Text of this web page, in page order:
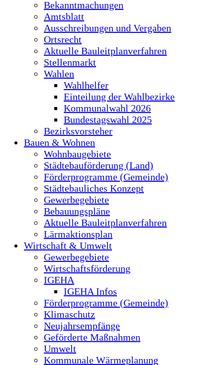
Bekanntmachungen
Amtsblatt
Ausschreibungen und Vergaben
Ortsrecht
Aktuelle Bauleitplanverfahren
Stellenmarkt
Wahlen
Wahlhelfer
Einteilung der Wahlbezirke
Kommunalwahl 2026
Bundestagswahl 2025
Bezirksvorsteher
Bauen & Wohnen
Wohnbaugebiete
Städtebauförderung (Land)
Förderprogramme (Gemeinde)
Städtebauliches Konzept
Gewerbegebiete
Bebauungspläne
Aktuelle Bauleitplanverfahren
Lärmaktionsplan
Wirtschaft & Umwelt
Gewerbegebiete
Wirtschaftsförderung
IGEHA
IGEHA Infos
Förderprogramme (Gemeinde)
Klimaschutz
Neujahrsempfänge
Geförderte Maßnahmen
Umwelt
Kommunale Wärmeplanung